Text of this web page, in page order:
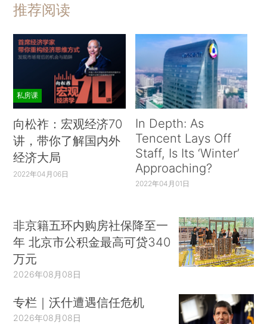
推荐阅读
私房课
向松祚：宏观经济70
讲，带你了解国内外
经济大局
2022年04月06日
In Depth: As
Tencent Lays Off
Staff, Is Its ‘Winter’
Approaching?
2022年04月01日
非京籍五环内购房社保降至一
年 北京市公积金最高可贷340
万元
2026年08月08日
专栏｜沃什遭遇信任危机
2026年08月08日